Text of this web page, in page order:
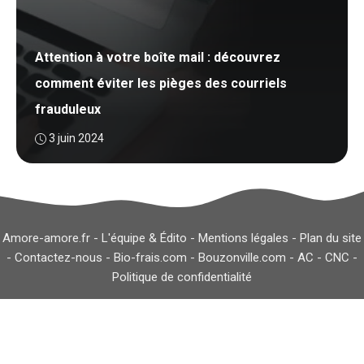
Attention à votre boîte mail : découvrez
comment éviter les pièges des courriels
frauduleux
3 juin 2024
Amore-amore.fr - L'équipe & Édito - Mentions légales - Plan du site
- Contactez-nous - Bio-frais.com - Bouzonville.com - AC - CNC -
Politique de confidentialité